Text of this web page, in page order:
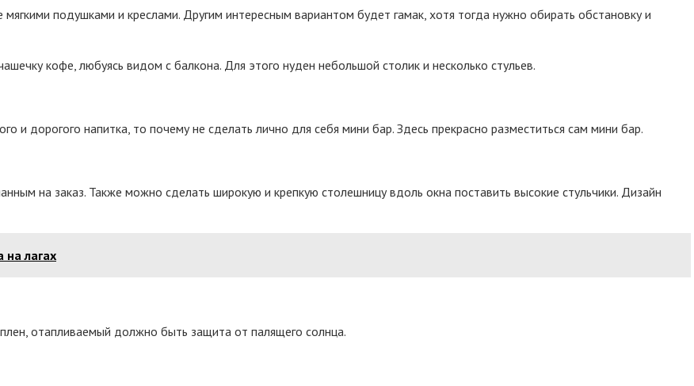
подушками и креслами. Другим интересным вариантом будет гамак, хотя тогда нужно обирать обстановку и
кофе, любуясь видом с балкона. Для этого нуден небольшой столик и несколько стульев.
и дорогого напитка, то почему не сделать лично для себя мини бар. Здесь прекрасно разместиться сам мини бар.
на заказ. Также можно сделать широкую и крепкую столешницу вдоль окна поставить высокие стульчики. Дизайн
на лагах
отапливаемый должно быть защита от палящего солнца.